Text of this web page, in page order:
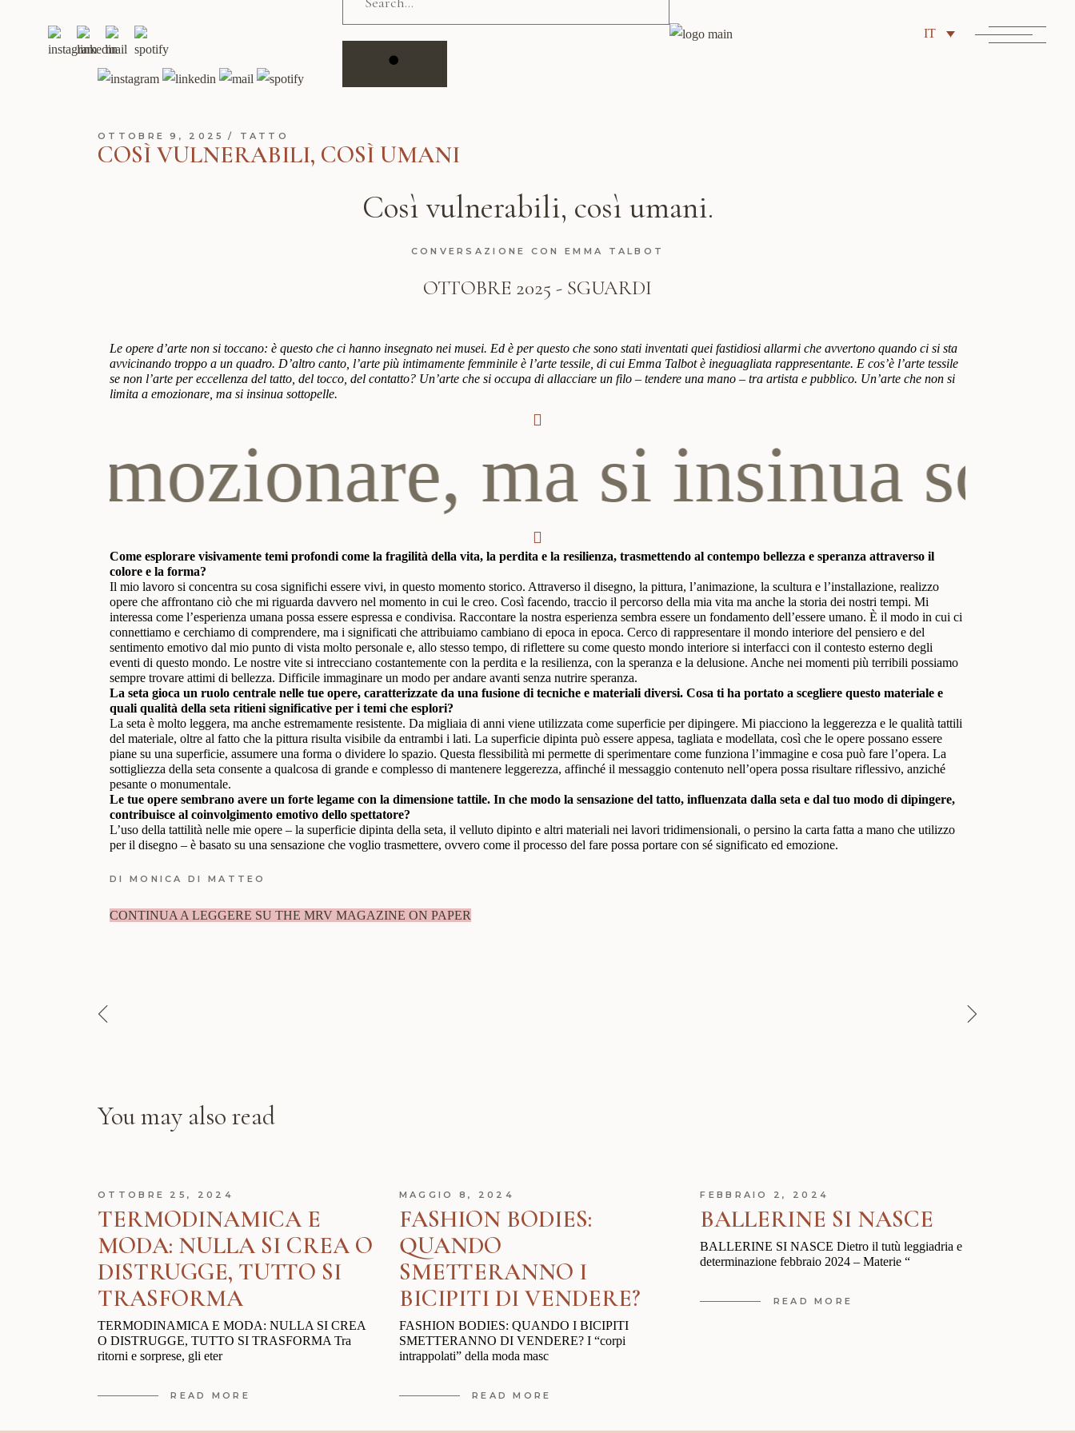
IT
OTTOBRE 9, 2025 TATTO
COSÌ VULNERABILI, COSÌ UMANI
Così vulnerabili, così umani.
CONVERSAZIONE CON EMMA TALBOT
OTTOBRE 2025 - SGUARDI
Le opere d’arte non si toccano: è questo che ci hanno insegnato nei musei. Ed è per questo che sono stati inventati quei fastidiosi allarmi che avvertono quando ci si sta
avvicinando troppo a un quadro. D’altro canto, l’arte più intimamente femminile è l’arte tessile, di cui Emma Talbot è ineguagliata rappresentante. E cos’è l’arte tessile
se non l’arte per eccellenza del tatto, del tocco, del contatto? Un’arte che si occupa di allacciare un filo – tendere una mano – tra artista e pubblico. Un’arte che non si
limita a emozionare, ma si insinua sottopelle.
ma si insinua
Come esplorare visivamente temi profondi come la fragilità della vita, la perdita e la resilienza, trasmettendo al contempo bellezza e speranza attraverso il
colore e la forma?
Il mio lavoro si concentra su cosa significhi essere vivi, in questo momento storico. Attraverso il disegno, la pittura, l’animazione, la scultura e l’installazione, realizzo
opere che affrontano ciò che mi riguarda davvero nel momento in cui le creo. Così facendo, traccio il percorso della mia vita ma anche la storia dei nostri tempi. Mi
interessa come l’esperienza umana possa essere espressa e condivisa. Raccontare la nostra esperienza sembra essere un fondamento dell’essere umano. È il modo in cui ci
connettiamo e cerchiamo di comprendere, ma i significati che attribuiamo cambiano di epoca in epoca. Cerco di rappresentare il mondo interiore del pensiero e del
sentimento emotivo dal mio punto di vista molto personale e, allo stesso tempo, di riflettere su come questo mondo interiore si interfacci con il contesto esterno degli
eventi di questo mondo. Le nostre vite si intrecciano costantemente con la perdita e la resilienza, con la speranza e la delusione. Anche nei momenti più terribili possiamo
sempre trovare attimi di bellezza. Difficile immaginare un modo per andare avanti senza nutrire speranza.
La seta gioca un ruolo centrale nelle tue opere, caratterizzate da una fusione di tecniche e materiali diversi. Cosa ti ha portato a scegliere questo materiale e
quali qualità della seta ritieni significative per i temi che esplori?
La seta è molto leggera, ma anche estremamente resistente. Da migliaia di anni viene utilizzata come superficie per dipingere. Mi piacciono la leggerezza e le qualità tattili
del materiale, oltre al fatto che la pittura risulta visibile da entrambi i lati. La superficie dipinta può essere appesa, tagliata e modellata, così che le opere possano essere
piane su una superficie, assumere una forma o dividere lo spazio. Questa flessibilità mi permette di sperimentare come funziona l’immagine e cosa può fare l’opera. La
sottigliezza della seta consente a qualcosa di grande e complesso di mantenere leggerezza, affinché il messaggio contenuto nell’opera possa risultare riflessivo, anziché
pesante o monumentale.
Le tue opere sembrano avere un forte legame con la dimensione tattile. In che modo la sensazione del tatto, influenzata dalla seta e dal tuo modo di dipingere,
contribuisce al coinvolgimento emotivo dello spettatore?
L’uso della tattilità nelle mie opere – la superficie dipinta della seta, il velluto dipinto e altri materiali nei lavori tridimensionali, o persino la carta fatta a mano che utilizzo
per il disegno – è basato su una sensazione che voglio trasmettere, ovvero come il processo del fare possa portare con sé significato ed emozione.
DI MONICA DI MATTEO
CONTINUA A LEGGERE SU THE MRV MAGAZINE ON PAPER
You may also read
OTTOBRE 25, 2024
TERMODINAMICA E
MODA: NULLA SI CREA O
DISTRUGGE, TUTTO SI
TRASFORMA
TERMODINAMICA E MODA: NULLA SI CREA
O DISTRUGGE, TUTTO SI TRASFORMA Tra
ritorni e sorprese, gli eter
READ MORE
MAGGIO 8, 2024
FASHION BODIES:
QUANDO
SMETTERANNO I
BICIPITI DI VENDERE?
FASHION BODIES: QUANDO I BICIPITI
SMETTERANNO DI VENDERE? I “corpi
intrappolati” della moda masc
READ MORE
FEBBRAIO 2, 2024
BALLERINE SI NASCE
BALLERINE SI NASCE Dietro il tutù leggiadria e
determinazione febbraio 2024 – Materie “
READ MORE